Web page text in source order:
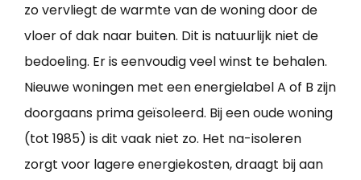
zo vervliegt de warmte van de woning door de
vloer of dak naar buiten. Dit is natuurlijk niet de
bedoeling. Er is eenvoudig veel winst te behalen.
Nieuwe woningen met een energielabel A of B zijn
doorgaans prima geïsoleerd. Bij een oude woning
(tot 1985) is dit vaak niet zo. Het na-isoleren
zorgt voor lagere energiekosten, draagt bij aan